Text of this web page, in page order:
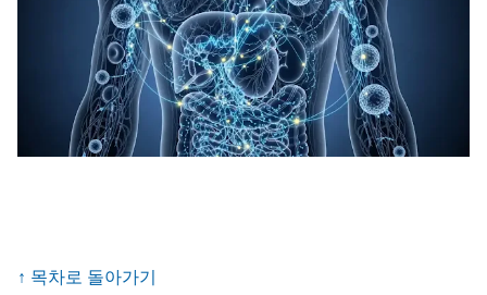
↑ 목차로 돌아가기